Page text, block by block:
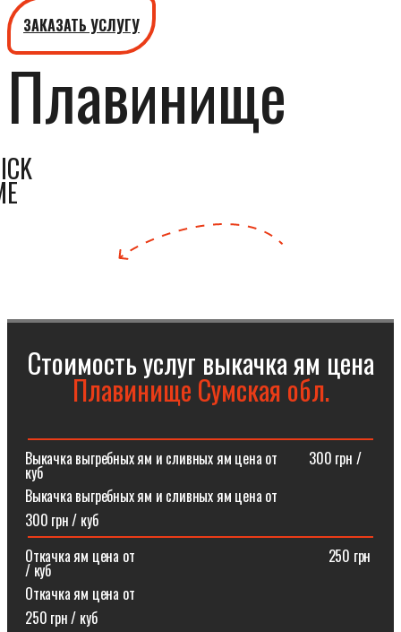
ЗАКАЗАТЬ УСЛУГУ
Плавинище
Стоимость услуг выкачка ям цена
Плавинище Сумская обл.
Выкачка выгребных ям и сливных ям цена от⠀⠀⠀300 грн /
куб
Выкачка выгребных ям и сливных ям цена от
300 грн / куб
Откачка ям цена от ⠀⠀⠀⠀⠀⠀⠀⠀⠀⠀⠀⠀⠀⠀⠀⠀⠀⠀250 грн
/ куб
Откачка ям цена от
250 грн / куб